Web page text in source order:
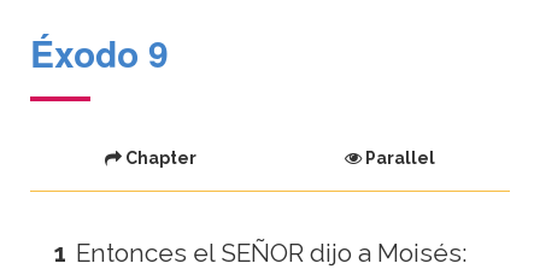
Éxodo 9
Chapter Parallel
1 Entonces el SEÑOR dijo a Moisés: